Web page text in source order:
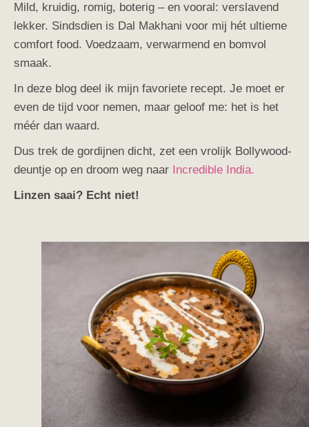
Mild, kruidig, romig, boterig – en vooral: verslavend
lekker. Sindsdien is Dal Makhani voor mij hét ultieme
comfort food. Voedzaam, verwarmend en bomvol
smaak.
In deze blog deel ik mijn favoriete recept. Je moet er
even de tijd voor nemen, maar geloof me: het is het
méér dan waard.
Dus trek de gordijnen dicht, zet een vrolijk Bollywood-
deuntje op en droom weg naar Incredible India.
Linzen saai? Echt niet!